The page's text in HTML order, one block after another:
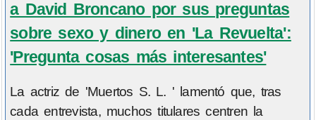
a David Broncano por sus preguntas
sobre sexo y dinero en 'La Revuelta':
'Pregunta cosas más interesantes'
La actriz de 'Muertos S. L. ' lamentó que, tras
cada entrevista, muchos titulares centren la